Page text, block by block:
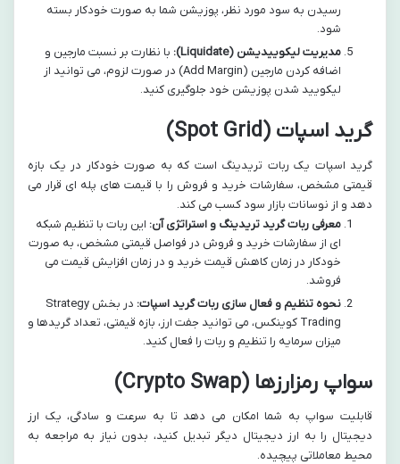
رسیدن به سود مورد نظر، پوزیشن شما به صورت خودکار بسته
شود.
مدیریت لیکوییدیشن (Liquidate):
با نظارت بر نسبت مارجین و
اضافه کردن مارجین (Add Margin) در صورت لزوم، می توانید از
لیکویید شدن پوزیشن خود جلوگیری کنید.
گرید اسپات (Spot Grid)
گرید اسپات یک ربات تریدینگ است که به صورت خودکار در یک بازه
قیمتی مشخص، سفارشات خرید و فروش را با قیمت های پله ای قرار می
دهد و از نوسانات بازار سود کسب می کند.
معرفی ربات گرید تریدینگ و استراتژی آن: این ربات با تنظیم شبکه
ای از سفارشات خرید و فروش در فواصل قیمتی مشخص، به صورت
خودکار در زمان کاهش قیمت خرید و در زمان افزایش قیمت می
فروشد.
نحوه تنظیم و فعال سازی ربات گرید اسپات:
در بخش Strategy
Trading کوینکس، می توانید جفت ارز، بازه قیمتی، تعداد گریدها و
میزان سرمایه را تنظیم و ربات را فعال کنید.
سواپ رمزارزها (Crypto Swap)
قابلیت سواپ به شما امکان می دهد تا به سرعت و سادگی، یک ارز
دیجیتال را به ارز دیجیتال دیگر تبدیل کنید، بدون نیاز به مراجعه به
محیط معاملاتی پیچیده.